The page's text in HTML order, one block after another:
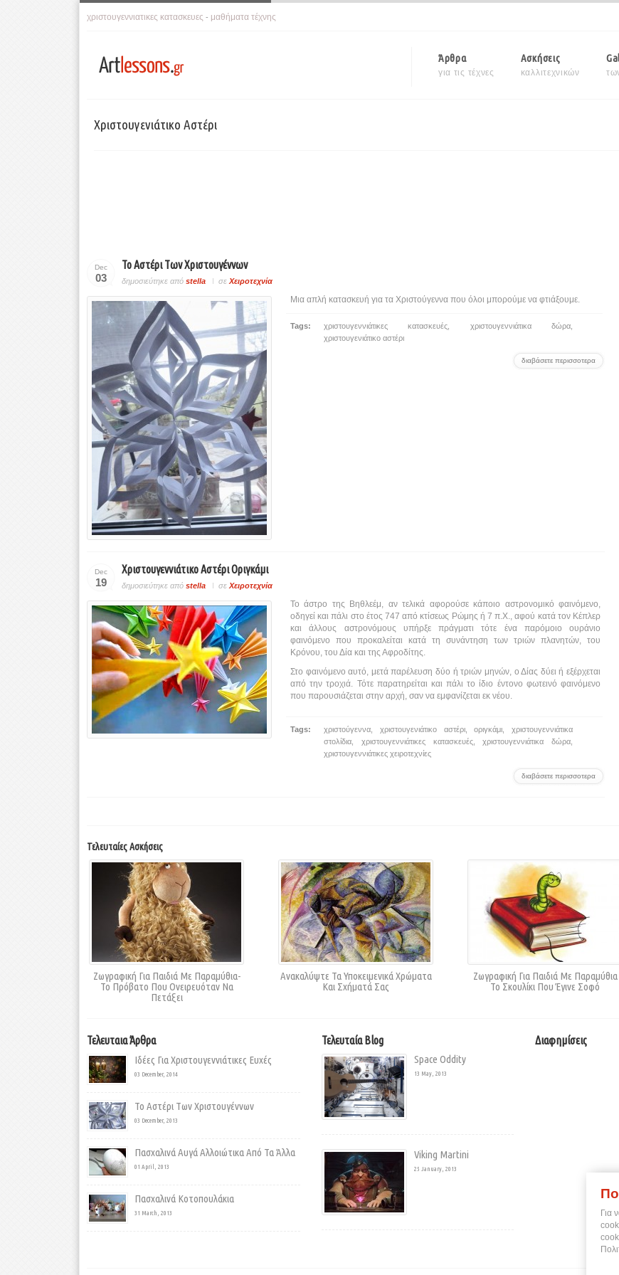
Για
χριστουγεννιατικες κατασκευες - μαθήματα τέχνης
Άρθρα
για τις τέχνες
Ασκήσεις
καλλιτεχνικών
Χριστουγενιάτικο Αστέρι
Dec
03
Το Αστέρι Των Χριστουγέννων
δημοσιεύτηκε από stella σε Χειροτεχνία
Μια απλή κατασκευή για τα Χριστούγεννα που όλοι μπορούμε να φτιάξουμε.
Tags: χριστουγεννιάτικες κατασκευές χριστουγεννιάτικα δώρα
χριστουγενιάτικο αστέρι
διαβάσετε περισσοτερα
Dec
19
Χριστουγεννιάτικο Αστέρι Οριγκάμι
δημοσιεύτηκε από stella σε Χειροτεχνία
Το άστρο της Βηθλεέμ, αν τελικά αφορούσε κάποιο αστρονομικό φαινόμενο,
οδηγεί και πάλι στο έτος 747 από κτίσεως Ρώμης ή 7 π.Χ., αφού κατά τον Κέπλερ
και άλλους αστρονόμους υπήρξε πράγματι τότε ένα παρόμοιο ουράνιο
φαινόμενο που προκαλείται κατά τη συνάντηση των τριών πλανητών, του
Κρόνου, του Δία και της Αφροδίτης.
Στο φαινόμενο αυτό, μετά παρέλευση δύο ή τριών μηνών, ο Δίας δύει ή εξέρχεται
από την τροχιά. Τότε παρατηρείται και πάλι το ίδιο έντονο φωτεινό φαινόμενο
που παρουσιάζεται στην αρχή, σαν να εμφανίζεται εκ νέου.
Tags: χριστούγεννα χριστουγενιάτικο αστέρι,οριγκάμι
χριστουγεννιάτικα
στολίδια
χριστουγεννιάτικες κατασκευές,χριστουγεννιάτικα δώρα
χριστουγεννιάτικες χειροτεχνίες
διαβάσετε περισσοτερα
Τελευταίες Ασκήσεις
Ζωγραφική Για Παιδιά Με Παραμύθια-
Το Πρόβατο Που Ονειρευόταν Να
Πετάξει
Ανακαλύψτε Τα Υποκειμενικά Χρώματα
Και Σχήματά Σας
Ζωγραφική Για Παιδιά Με Παραμύθια
Το Σκουλίκι Που Έγινε Σοφό
Τελευταια Άρθρα
Ιδέες Για Χριστουγεννιάτικες Ευχές
03 December, 2014
Το Αστέρι Των Χριστουγέννων
03 December, 2013
Πασχαλινά Αυγά Αλλοιώτικα Από Τα Άλλα
01 April, 2013
Πασχαλινά Κοτοπουλάκια
31 March, 2013
Τελευταία Blog
Space Oddity
13 May, 2013
Viking Martini
25 January, 2013
Διαφημίσεις